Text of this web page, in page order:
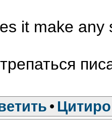
it make any
•